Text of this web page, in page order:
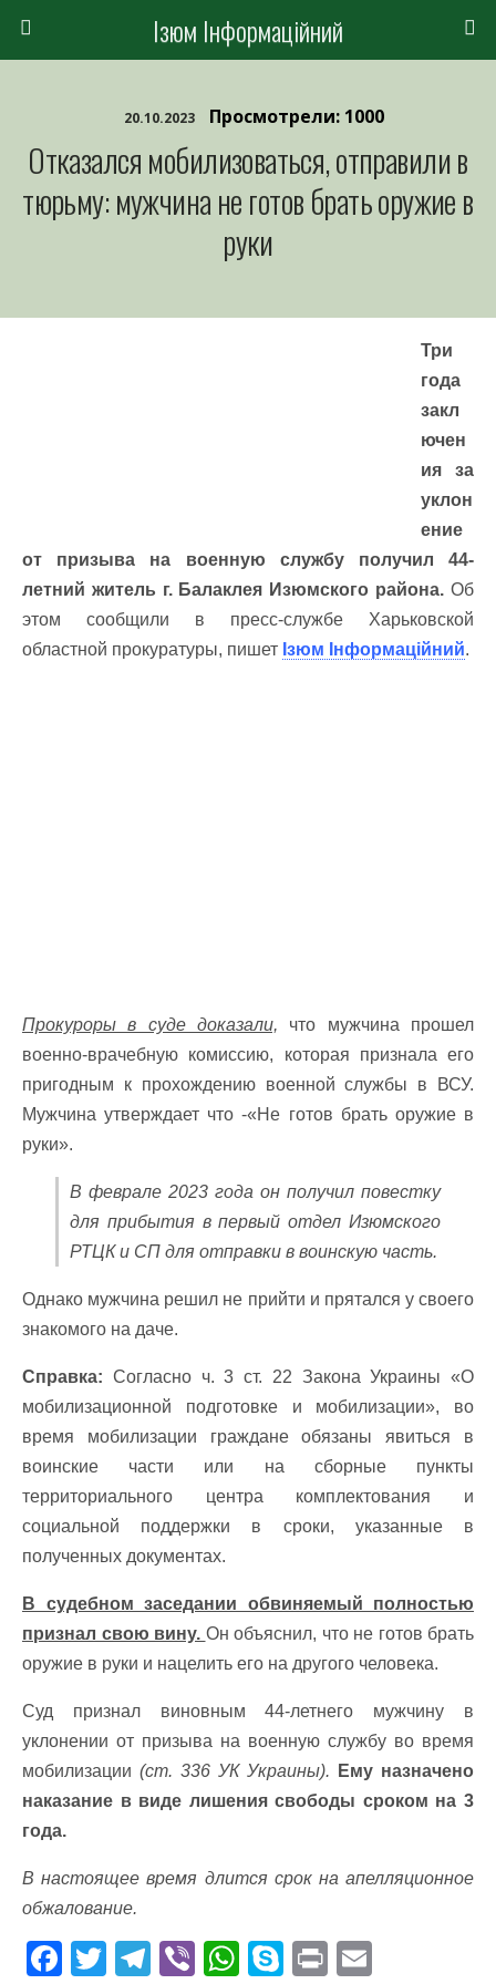
Ізюм Інформаційний
20.10.2023 Просмотрели: 1000
Отказался мобилизоваться, отправили в
тюрьму: мужчина не готов брать оружие в
руки
Три
года
закл
ючен
ия за
уклон
ение
от призыва на военную службу получил 44-
летний житель г. Балаклея Изюмского района. Об
этом сообщили в пресс-службе Харьковской
областной прокуратуры, пишет Ізюм Інформаційний.
Прокуроры в суде доказали, что мужчина прошел
военно-врачебную комиссию, которая признала его
пригодным к прохождению военной службы в ВСУ.
Мужчина утверждает что -«Не готов брать оружие в
руки».
В феврале 2023 года он получил повестку
для прибытия в первый отдел Изюмского
РТЦК и СП для отправки в воинскую часть.
Однако мужчина решил не прийти и прятался у своего
знакомого на даче.
Справка: Согласно ч. 3 ст. 22 Закона Украины «О
мобилизационной подготовке и мобилизации», во
время мобилизации граждане обязаны явиться в
воинские части или на сборные пункты
территориального центра комплектования и
социальной поддержки в сроки, указанные в
полученных документах.
В судебном заседании обвиняемый полностью
признал свою вину. Он объяснил, что не готов брать
оружие в руки и нацелить его на другого человека.
Суд признал виновным 44-летнего мужчину в
уклонении от призыва на военную службу во время
мобилизации (ст. 336 УК Украины).
Ему назначено
наказание в виде лишения свободы сроком на 3
года.
В настоящее время длится срок на апелляционное
обжалование.
F T T Vi W S Pr